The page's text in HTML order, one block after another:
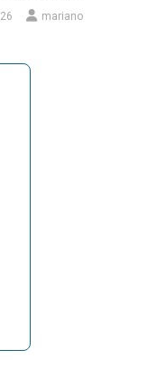
mariano